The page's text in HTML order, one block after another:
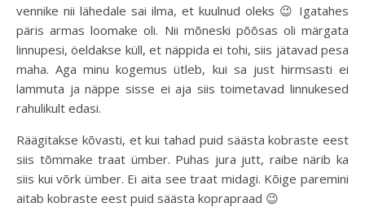
vennike nii lähedale sai ilma, et kuulnud oleks 😉 Igatahes
päris armas loomake oli. Nii mõneski põõsas oli märgata
linnupesi, öeldakse küll, et näppida ei tohi, siis jätavad pesa
maha. Aga minu kogemus ütleb, kui sa just hirmsasti ei
lammuta ja näppe sisse ei aja siis toimetavad linnukesed
rahulikult edasi.
Räägitakse kõvasti, et kui tahad puid säästa kobraste eest
siis tõmmake traat ümber. Puhas jura jutt, raibe närib ka
siis kui võrk ümber. Ei aita see traat midagi. Kõige paremini
aitab kobraste eest puid säästa koprapraad 😉